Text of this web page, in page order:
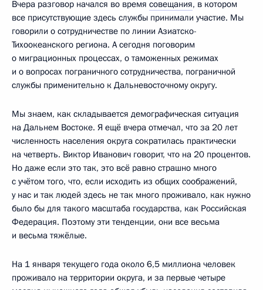
Вчера разговор начался во время совещания, в котором
все присутствующие здесь службы принимали участие. Мы
говорили о сотрудничестве по линии Азиатско-
Тихоокеанского региона. А сегодня поговорим
о миграционных процессах, о таможенных режимах
и о вопросах пограничного сотрудничества, пограничной
службы применительно к Дальневосточному округу.
Мы знаем, как складывается демографическая ситуация
на Дальнем Востоке. Я ещё вчера отмечал, что за 20 лет
численность населения округа сократилась практически
на четверть. Виктор Иванович говорит, что на 20 процентов.
Но даже если это так, это всё равно страшно много
с учётом того, что, если исходить из общих соображений,
у нас и так людей здесь не так много проживало, как нужно
было бы для такого масштаба государства, как Российская
Федерация. Поэтому эти тенденции, они все весьма
и весьма тяжёлые.
На 1 января текущего года около 6,5 миллиона человек
проживало на территории округа, и за первые четыре